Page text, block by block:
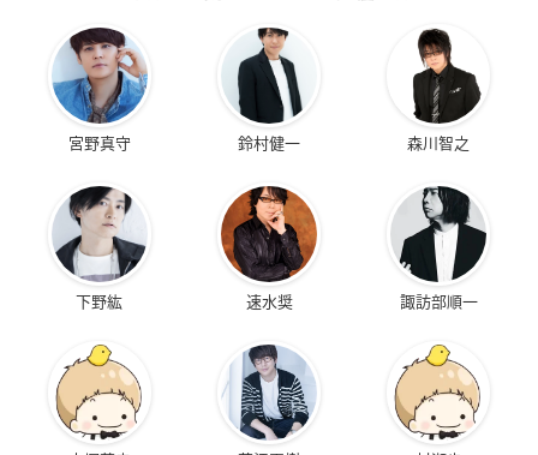
宮野真守 鈴村健一 森川智之
下野紘 速水奨 諏訪部順一